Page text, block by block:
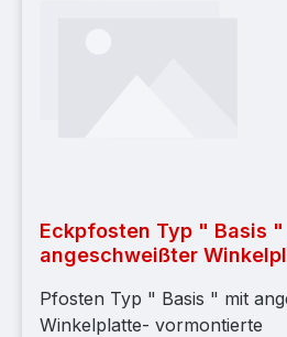
Eckpfosten Typ " Basis
angeschweißter
Pfosten Typ " Basis " mit
Winkelplatte- vormontierte